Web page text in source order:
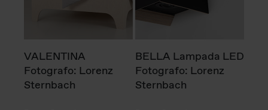
VALENTINA
Fotografo: Lorenz
Sternbach
BELLA Lampada LED
Fotografo: Lorenz
Sternbach